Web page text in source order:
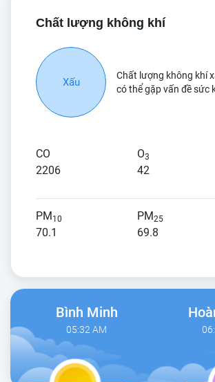
Chất lượng không khí
Xấu
Chất lượng không khí
có thể gặp vấn đề sức
CO
2206
O3
42
PM10
70.1
PM25
69.8
Bình Minh
05:32 AM